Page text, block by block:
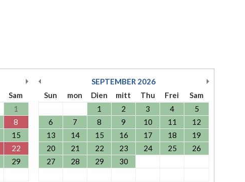
Sam
1
8
15
22
29
SEPTEMBER 2026
Sun
mon Dien mitt Thu Frei
Sam
1
2 3 4
5
6
7 8 9 10 11
12
13
14 15 16 17 18
19
20
21 22 23 24 25
26
27
28 29 30